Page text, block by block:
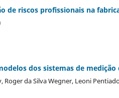
de riscos profissionais na
dos sistemas de
Roger da Silva Wegner, Leoni